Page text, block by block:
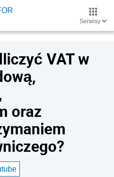
Serwisy
VAT w
oraz